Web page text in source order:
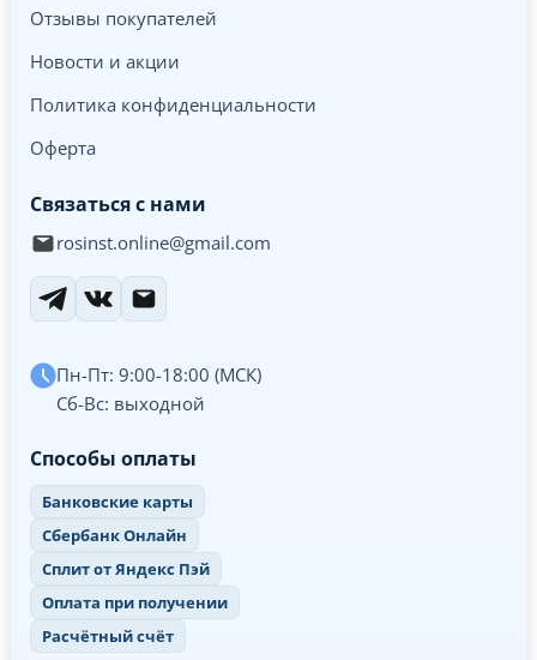
Отзывы покупателей
Новости и акции
Политика конфиденциальности
Оферта
Связаться с нами
rosinst.online@gmail.com
Пн-Пт: 9:00-18:00 (МСК)
Сб-Вс: выходной
Способы оплаты
Банковские карты
Сбербанк Онлайн
Сплит от Яндекс Пэй
Оплата при получении
Расчётный счёт